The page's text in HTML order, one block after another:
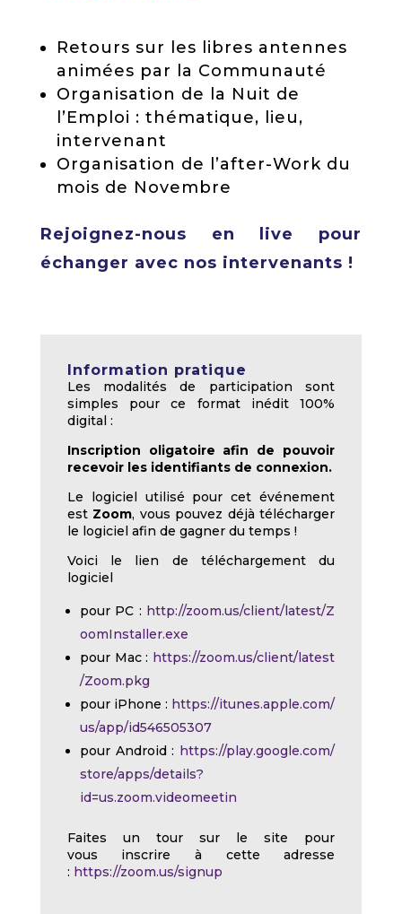
Retours sur les libres antennes
animées par la Communauté
Organisation de la Nuit de
l’Emploi : thématique, lieu,
intervenant
Organisation de l’after-Work du
mois de Novembre
Rejoignez-nous en live pour
échanger avec nos intervenants !
Information pratique
Les modalités de participation sont
simples pour ce format inédit 100%
digital :
Inscription oligatoire afin de pouvoir
recevoir les identifiants de connexion.
Le logiciel utilisé pour cet événement
est Zoom, vous pouvez déjà télécharger
le logiciel afin de gagner du temps !
Voici le lien de téléchargement du
logiciel
pour PC : http://zoom.us/client/latest/Z
oomInstaller.exe
pour Mac : https://zoom.us/client/latest
/Zoom.pkg
pour iPhone : https://itunes.apple.com/
us/app/id546505307
pour Android : https://play.google.com/
store/apps/details?
id=us.zoom.videomeetin
Faites un tour sur le site pour
vous inscrire à cette adresse
: https://zoom.us/signup